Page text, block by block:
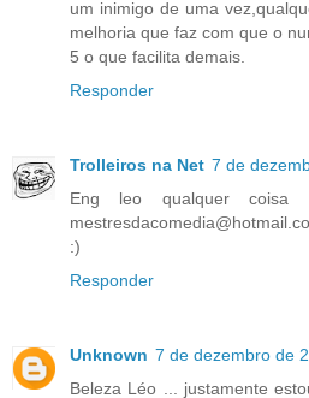
um inimigo de uma
melhoria que faz com que o
5 o que facilita demais.
Responder
Trolleiros na Net 7 de
Eng leo qualquer coisa
:)
Responder
Unknown 7 de dezembro de
Beleza Léo ... justamente